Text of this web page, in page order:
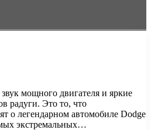
мощного двигателя и яркие
радуги. Это то, что
о легендарном автомобиле Dodge
экстремальных…